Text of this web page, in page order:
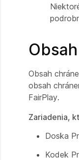
Obsah
obsah
FairPlay.
Zariadenia,
Doska
Kodek